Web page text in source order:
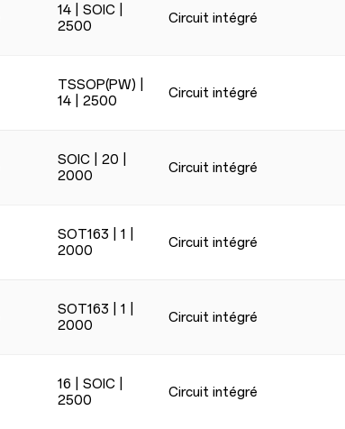
14 | SOIC |
2500
Circuit intégré
TSSOP(PW) |
14 | 2500
Circuit intégré
SOIC | 20 |
2000
Circuit intégré
SOT163 | 1 |
2000
Circuit intégré
SOT163 | 1 |
2000
Circuit intégré
16 | SOIC |
2500
Circuit intégré